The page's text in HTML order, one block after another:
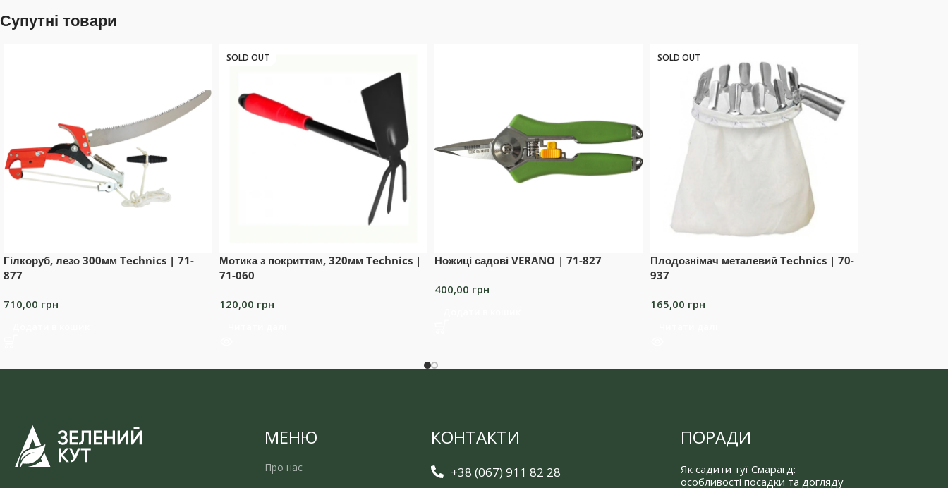
Супутні товари
Гілкоруб, лезо 300мм Technics | 71-
877
710,00 грн
SOLD OUT
Мотика з покриттям, 320мм Technics |
71-060
120,00 грн
Ножиці садові VERANO | 71-827
400,00 грн
SOLD OUT
Плодознімач металевий Technics | 70-
937
165,00 грн
МЕНЮ
Про нас
КОНТАКТИ
+38 (067) 911 82 28
ПОРАДИ
Як садити туї Смарагд:
особливості посадки та догляду